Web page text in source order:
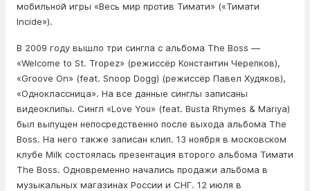
мобильной игры «Весь мир против Тимати» («Тимати
Incide»).
В 2009 году вышло три сингла с альбома The Boss —
«Welcome to St. Tropez» (режиссёр Константин Черепков),
«Groove On» (feat. Snoop Dogg) (режиссёр Павел Худяков),
«Одноклассница». На все данные синглы записаны
видеоклипы. Сингл «Love You» (feat. Busta Rhymes & Mariya)
был выпущен непосредственно после выхода альбома The
Boss. На него также записан клип. 13 ноября в московском
клубе Milk состоялась презентация второго альбома Тимати
The Boss. Одновременно начались продажи альбома в
музыкальных магазинах России и СНГ. 12 июля в